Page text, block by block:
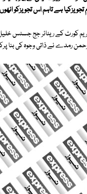
ہے تاہم اس تجویزکو
کورٹ کے ریٹائر جج جسٹس
رمدے نے ذاتی وجوہ کی بنا